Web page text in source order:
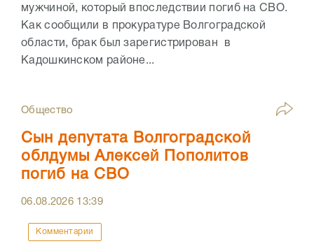
мужчиной, который впоследствии погиб на СВО.
Как сообщили в прокуратуре Волгоградской
области, брак был зарегистрирован в
Кадошкинском районе...
Общество
Сын депутата Волгоградской
облдумы Алексей Пополитов
погиб на СВО
06.08.2026 13:39
Комментарии